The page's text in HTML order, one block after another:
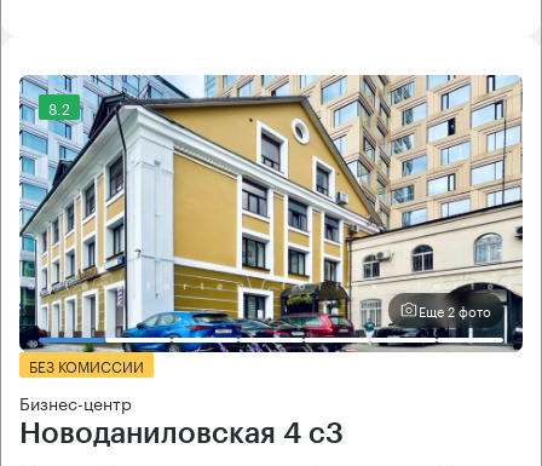
8.2
Еще 2 фото
БЕЗ КОМИССИИ
Бизнес-центр
Новоданиловская 4 с3